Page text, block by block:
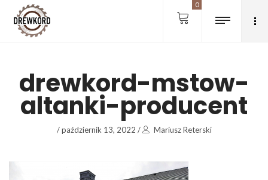
0
drewkord-mstow-
altanki-producent
/ październik 13, 2022 / Mariusz Reterski